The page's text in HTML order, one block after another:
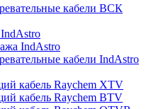
кабели ВСК
IndAstro
кабели IndAstro
кабель Raychem XTV
кабель Raychem BTV